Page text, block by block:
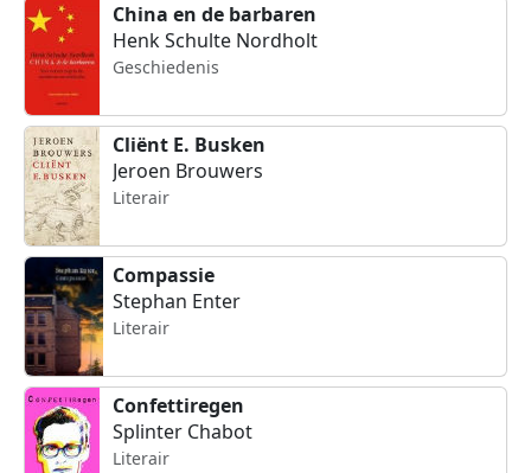
China en de barbaren
Henk Schulte Nordholt
Geschiedenis
Cliënt E. Busken
Jeroen Brouwers
Literair
Compassie
Stephan Enter
Literair
Confettiregen
Splinter Chabot
Literair